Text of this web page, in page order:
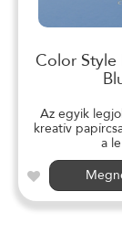
Color Style
Az egyik
kreatív
a